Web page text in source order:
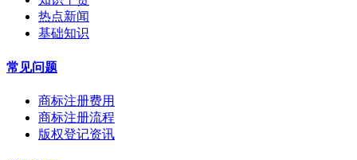
热点新闻
基础知识
常见问题
商标注册费用
商标注册流程
版权登记资讯